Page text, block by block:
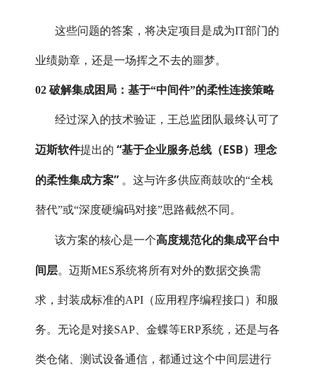
这些问题的答案，将决定项目是成为IT部门的
业绩勋章，还是一场挥之不去的噩梦。
02 破解集成困局：基于“中间件”的柔性连接策略
经过深入的技术验证，王总监团队最终认可了
迈斯软件提出的 “基于企业服务总线（ESB）理念
的柔性集成方案” 。这与许多供应商鼓吹的“全栈
替代”或“深度硬编码对接”思路截然不同。
该方案的核心是一个高度规范化的集成平台中
间层。迈斯MES系统将所有对外的数据交换需
求，封装成标准的API（应用程序编程接口）和服
务。无论是对接SAP、金蝶等ERP系统，还是与各
类仓储、测试设备通信，都通过这个中间层进行